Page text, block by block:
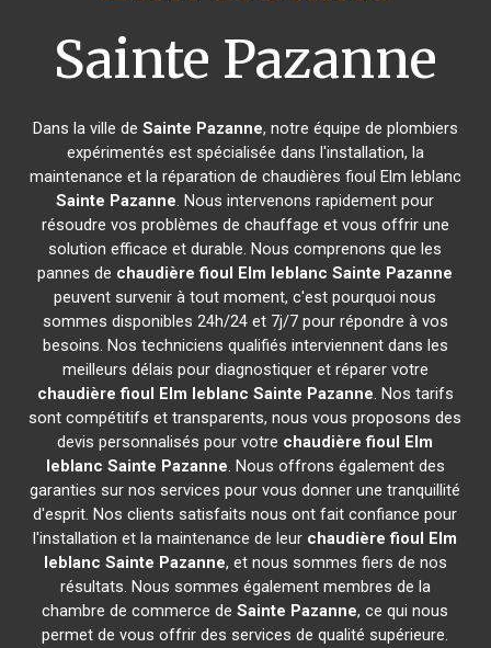
Sainte Pazanne
Dans la ville de Sainte Pazanne, notre équipe de plombiers
expérimentés est spécialisée dans l'installation, la
maintenance et la réparation de chaudières fioul Elm leblanc
Sainte Pazanne. Nous intervenons rapidement pour
résoudre vos problèmes de chauffage et vous offrir une
solution efficace et durable. Nous comprenons que les
pannes de chaudière fioul Elm leblanc Sainte Pazanne
peuvent survenir à tout moment, c'est pourquoi nous
sommes disponibles 24h/24 et 7j/7 pour répondre à vos
besoins. Nos techniciens qualifiés interviennent dans les
meilleurs délais pour diagnostiquer et réparer votre
chaudière fioul Elm leblanc Sainte Pazanne. Nos tarifs
sont compétitifs et transparents, nous vous proposons des
devis personnalisés pour votre chaudière fioul Elm
leblanc Sainte Pazanne. Nous offrons également des
garanties sur nos services pour vous donner une tranquillité
d'esprit. Nos clients satisfaits nous ont fait confiance pour
l'installation et la maintenance de leur chaudière fioul Elm
leblanc Sainte Pazanne, et nous sommes fiers de nos
résultats. Nous sommes également membres de la
chambre de commerce deSainte Pazanne, ce qui nous
permet de vous offrir des services de qualité supérieure.